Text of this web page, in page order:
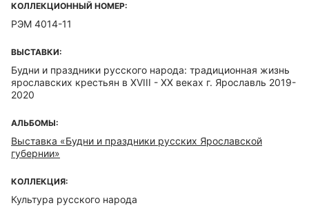
КОЛЛЕКЦИОННЫЙ НОМЕР:
РЭМ 4014-11
ВЫСТАВКИ:
Будни и праздники русского народа: традиционная жизнь
ярославских крестьян в XVIII - XX веках г. Ярославль 2019-
2020
АЛЬБОМЫ:
Выставка «Будни и праздники русских Ярославской
губернии»
КОЛЛЕКЦИЯ:
Культура русского народа